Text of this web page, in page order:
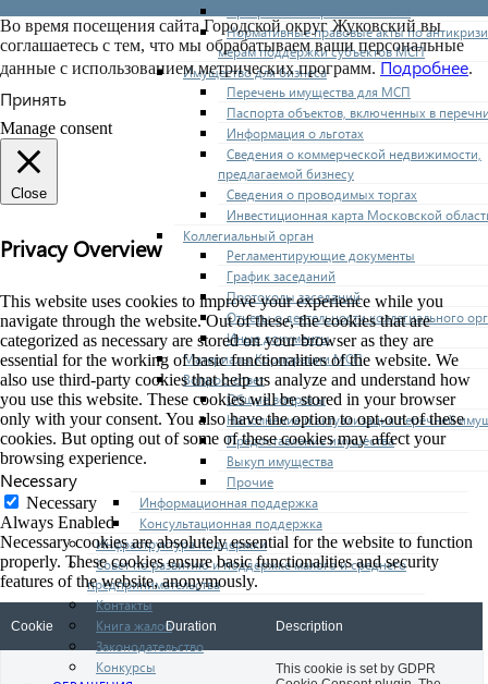
Нормативные правовые акты по
мерам поддержки субъектов МСП
Имущество для бизнеса
Перечень имущества для МСП
Паспорта объектов, включенных в
Информация о льготах
Сведения о коммерческой недвижимости,
предлагаемой бизнесу
Сведения о проводимых торгах
Инвестиционная карта Московской
Коллегиальный орган
Регламентирующие документы
График заседаний
Протоколы заседаний
Отчеты о деятельности коллегиального
Иные документы
Материалы Корпорации МСП
Вопрос-ответ
Общие вопросы
Наполнение и актуализация перечней
Предоставление имущества
Выкуп имущества
Прочие
Информационная поддержка
Консультационная поддержка
Инфраструктура поддержки
Совет по развитию и поддержке малого и среднего
предпринимательства
Контакты
Книга жалоб
Законодательство
Конкурсы
Во время посещения сайта Городской округ Жуковский вы
соглашаетесь с тем, что мы обрабатываем ваши персональные
данные с использованием метрических программ. Подробнее.
Принять
Manage consent
Close
Privacy Overview
This website uses cookies to improve your experience while you
navigate through the website. Out of these, the cookies that are
categorized as necessary are stored on your browser as they are
essential for the working of basic functionalities of the website. We
also use third-party cookies that help us analyze and understand how
you use this website. These cookies will be stored in your browser
only with your consent. You also have the option to opt-out of these
cookies. But opting out of some of these cookies may affect your
browsing experience.
Necessary
Necessary
Always Enabled
Necessary cookies are absolutely essential for the website to function
properly. These cookies ensure basic functionalities and security
features of the website, anonymously.
Cookie Duration Description
This cookie is set by GDPR